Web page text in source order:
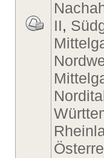
II,